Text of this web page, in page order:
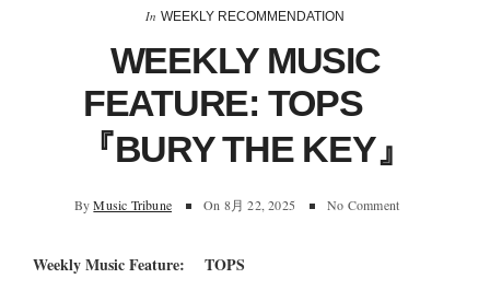
In WEEKLY RECOMMENDATION
WEEKLY MUSIC
FEATURE: TOPS
『BURY THE KEY』
By Music Tribune On 8月 22, 2025 No Comment
Weekly Music Feature: TOPS